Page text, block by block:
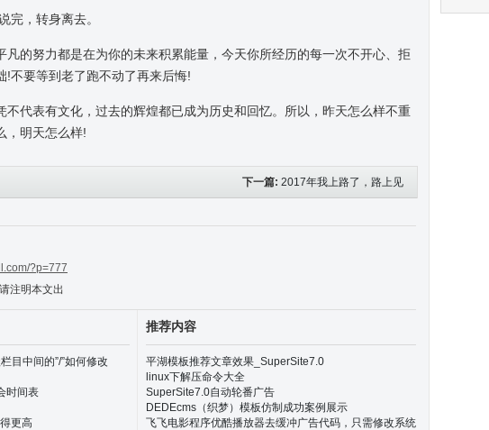
完，转身离去。
凡的努力都是在为你的未来积累能量，今天你所经历的每一次不开心、拒
!不要等到老了跑不动了再来后悔!
不代表有文化，过去的辉煌都已成为历史和回忆。所以，昨天怎么样不重
，明天怎么样!
下一篇: 2017年我上路了，路上见
?p=777
注明本文出
目中间的”/”如何修改
时间表
更高
推荐内容
平湖模板推荐文章效果_SuperSite7.0
linux下解压命令大全
SuperSite7.0自动轮番广告
DEDEcms（织梦）模板仿制成功案例展示
飞飞电影程序优酷播放器去缓冲广告代码，只需修改系统